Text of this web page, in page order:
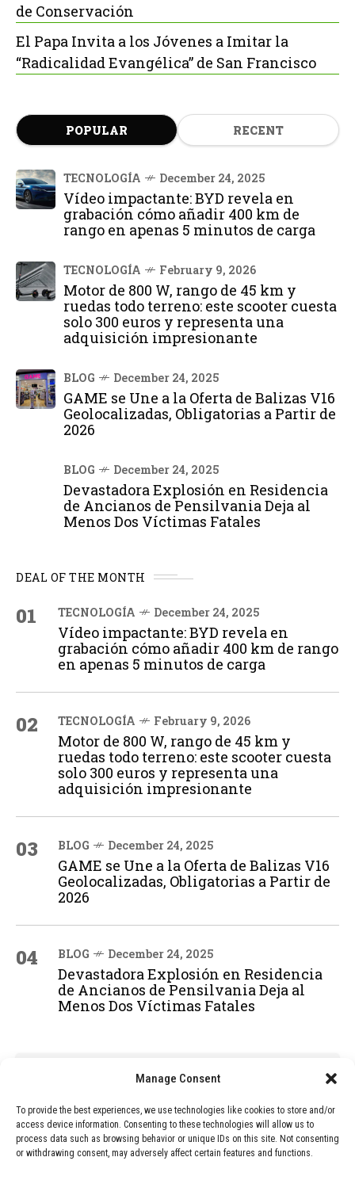
Manage Consent
To provide the best experiences, we use technologies like cookies to store and/or
access device information. Consenting to these technologies will allow us to
process data such as browsing behavior or unique IDs on this site. Not consenting
or withdrawing consent, may adversely affect certain features and functions.
de Conservación
El Papa Invita a los Jóvenes a Imitar la
“Radicalidad Evangélica” de San Francisco
POPULAR RECENT
TECNOLOGÍA December 24, 2025
Vídeo impactante: BYD revela en
grabación cómo añadir 400 km de
rango en apenas 5 minutos de carga
TECNOLOGÍA February 9, 2026
Motor de 800 W, rango de 45 km y
ruedas todo terreno: este scooter cuesta
solo 300 euros y representa una
adquisición impresionante
BLOG December 24, 2025
GAME se Une a la Oferta de Balizas V16
Geolocalizadas, Obligatorias a Partir de
2026
BLOG December 24, 2025
Devastadora Explosión en Residencia
de Ancianos de Pensilvania Deja al
Menos Dos Víctimas Fatales
DEAL OF THE MONTH
01 TECNOLOGÍA December 24, 2025
Vídeo impactante: BYD revela en
grabación cómo añadir 400 km de rango
en apenas 5 minutos de carga
02 TECNOLOGÍA February 9, 2026
Motor de 800 W, rango de 45 km y
ruedas todo terreno: este scooter cuesta
solo 300 euros y representa una
adquisición impresionante
03 BLOG December 24, 2025
GAME se Une a la Oferta de Balizas V16
Geolocalizadas, Obligatorias a Partir de
2026
04 BLOG December 24, 2025
Devastadora Explosión en Residencia
de Ancianos de Pensilvania Deja al
Menos Dos Víctimas Fatales